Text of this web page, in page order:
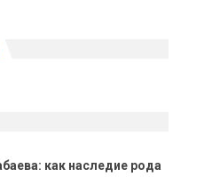
как наследие рода